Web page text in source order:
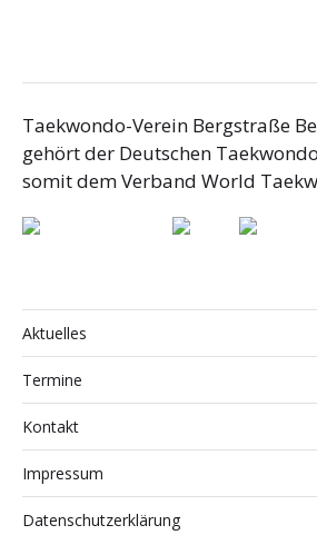
Taekwondo-Verein Bergstraße
gehört der Deutschen
somit dem Verband World
Aktuelles
Termine
Kontakt
Impressum
Datenschutzerklärung